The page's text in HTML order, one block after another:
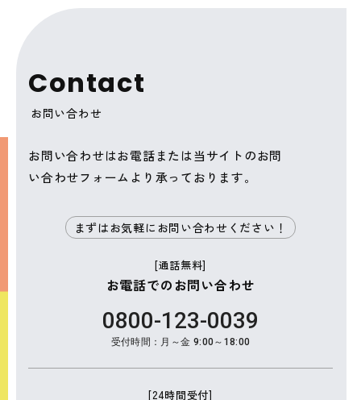
Contact
お問い合わせ
お問い合わせはお電話または当サイトのお問
い合わせフォームより承っております。
まずはお気軽にお問い合わせください！
[通話無料]
お電話でのお問い合わせ
0800-123-0039
受付時間：月～金 9:00～18:00
[24時間受付]